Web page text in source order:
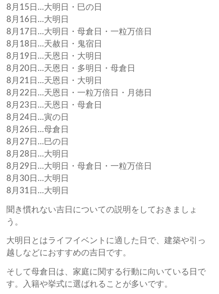
8月15日…大明日・巳の日
8月16日…大明日
8月17日…大明日・母倉日・一粒万倍日
8月18日…天赦日・鬼宿日
8月19日…天恩日・大明日
8月20日…天恩日・多明日・母倉日
8月21日…天恩日・大明日
8月22日…天恩日・一粒万倍日・月徳日
8月23日…天恩日・母倉日
8月24日…寅の日
8月26日…母倉日
8月27日…巳の日
8月28日…大明日
8月29日…大明日・母倉日・一粒万倍日
8月30日…大明日
8月31日…大明日
聞き慣れない吉日についての説明をしておきましょ
う。
大明日とはライフイベントに適した日で、建築や引っ
越しなどにおすすめの吉日です。
そして母倉日は、家庭に関する行動に向いている日で
す。入籍や挙式に選ばれることが多いです。